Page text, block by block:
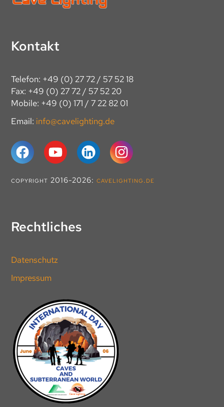
Kontakt
Telefon: +49 (0) 27 72 / 57 52 18
Fax: +49 (0) 27 72 / 57 52 20
Mobile: +49 (0) 171 / 7 22 82 01
Email: info@cavelighting.de
copyright 2016-2026:cavelighting.de
Rechtliches
Datenschutz
Impressum